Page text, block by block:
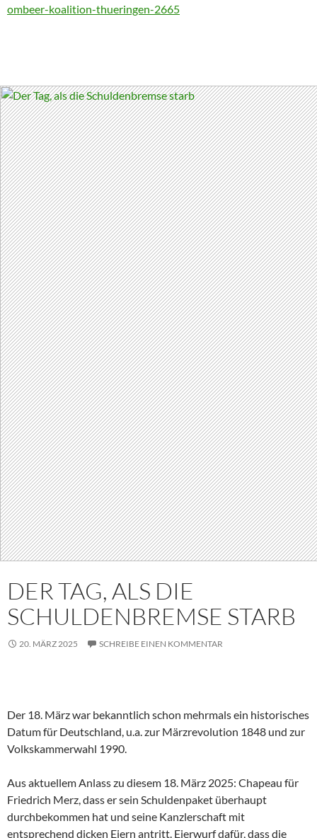
ombeer-koalition-thueringen-2665
DER TAG, ALS DIE
SCHULDENBREMSE STARB
20. MÄRZ 2025 SCHREIBE EINEN KOMMENTAR
Der 18. März war bekanntlich schon mehrmals ein historisches
Datum für Deutschland, u.a. zur Märzrevolution 1848 und zur
Volkskammerwahl 1990.
Aus aktuellem Anlass zu diesem 18. März 2025: Chapeau für
Friedrich Merz, dass er sein Schuldenpaket überhaupt
durchbekommen hat und seine Kanzlerschaft mit
entsprechend dicken Eiern antritt. Eierwurf dafür, dass die